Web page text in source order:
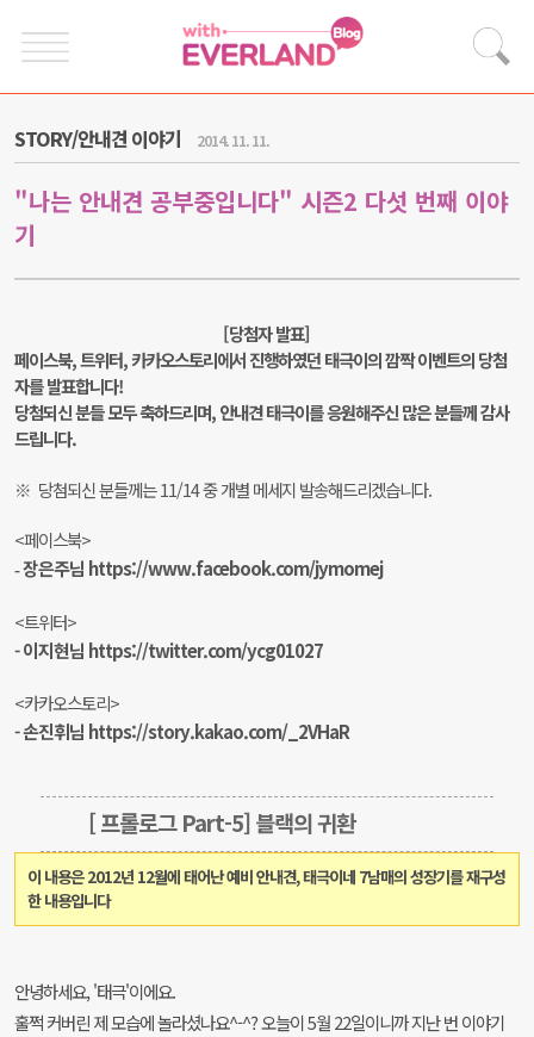
STORY/안내견 이야기 2014. 11. 11.
"나는 안내견 공부중입니다" 시즌2 다섯 번째 이야
기
[당첨자 발표]
페이스북, 트위터, 카카오스토리에서 진행하였던 태극이의 깜짝 이벤트의 당첨
자를 발표합니다!
당첨되신 분들 모두 축하드리며, 안내견 태극이를 응원해주신 많은 분들께 감사
드립니다.
※ 당첨되신 분들께는 11/14 중 개별 메세지 발송해드리겠습니다.
<페이스북>
-장은주님 https://www.facebook.com/jymomej
<트위터>
-이지현님 https://twitter.com/ycg01027
<카카오스토리>
-손진휘님 https://story.kakao.com/_2VHaR
[ 프롤로그 Part-5] 블랙의 귀환
이 내용은 2012년 12월에 태어난 예비 안내견, 태극이네 7남매의 성장기를 재구성
한 내용입니다
안녕하세요, '태극'이에요.
훌쩍 커버린 제 모습에 놀라셨나요^-^? 오늘이 5월 22일이니까 지난 번 이야기